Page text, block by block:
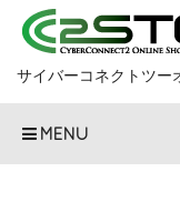
サイバーコネクトツー
MENU